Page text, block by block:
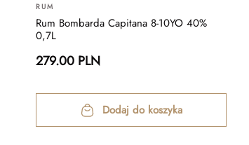
RUM
Rum Bombarda Capitana 8-10YO 40%
0,7L
279.00 PLN
Dodaj do koszyka